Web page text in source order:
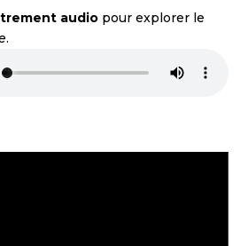
audiopour explorer le
.